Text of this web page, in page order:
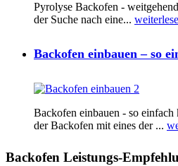
Pyrolyse Backofen -
der Suche nach eine...
Backofen einbauen – so
Backofen einbauen - so einfach
der Backofen mіt eines der ...
Backofen Leistungs-